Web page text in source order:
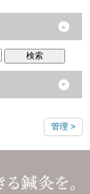
検索
管理